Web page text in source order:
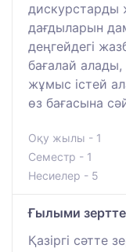
дискурстарды
дағдыларын
деңгейдегі
бағалай
жұмыс істей
өз бағасына
Оқу жылы - 1
Семестр - 1
Несиелер - 5
Ғылыми
Қазіргі сәтте